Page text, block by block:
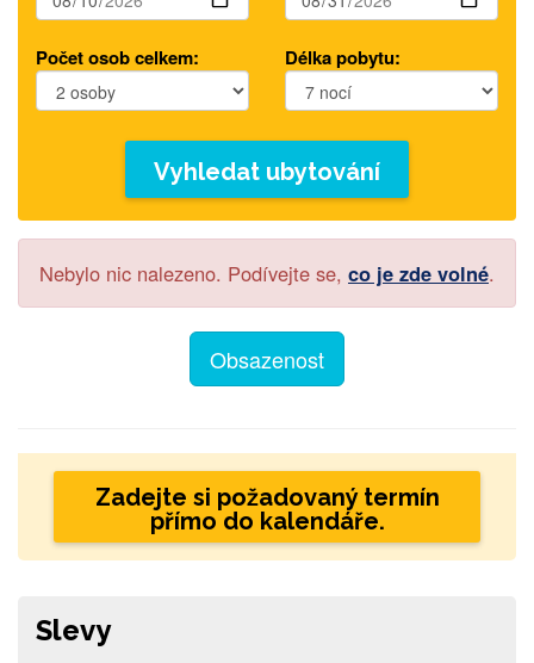
Počet osob celkem: Délka pobytu:
Vyhledat ubytování
Nebylo nic nalezeno. Podívejte se, co je zde volné.
Obsazenost
Zadejte si požadovaný termín
přímo do kalendáře.
Slevy